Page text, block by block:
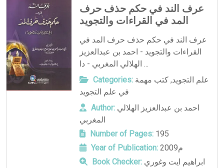
عرف الند في حكم حذف حرف
المد في القراءات والتجويد
عرف الند في حكم حذف حرف المد في
القراءات والتجويد - احمد بن عبدالعزيز
الهلالي المغربي - دا ...
Categories:
علم التجويد,كتب مهمة
في علم التجويد
Author: احمد بن عبدالعزيز الهلالي
المغربي
Number of Pages:195
Year of Publication:
2009م
Book Checker: ابراهيم ايت وغوري